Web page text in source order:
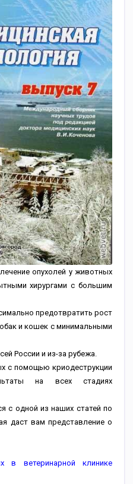
опухолей у животных
хирургами с большим
предотвратить рост
и кошек с минимальными
России и из-за рубежа.
с помощью криодеструкции
на всех стадиях
с одной из наших статей по
даст вам представление о
в ветеринарной клинике